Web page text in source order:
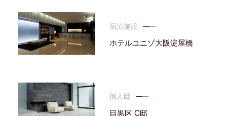
宿泊施設
ホテルユニゾ大阪淀屋橋
個人邸
目黒区 C邸